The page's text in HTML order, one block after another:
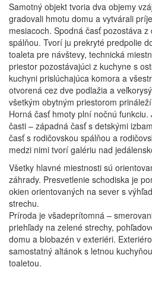
Samotný objekt tvoria dva objemy
gradovali hmotu domu a vytvárali
mesiacoch. Spodná časť pozostáva
spálňou. Tvorí ju prekryté predpolie
toaleta pre návštevy, technická
priestor pozostávajúci z kuchyne s
kuchyni prislúchajúca komora a
otvorená cez dve podlažia a
všetkým obytným priestorom
Horná časť hmoty plní nočnú
časti – západná časť s detskými
časť s rodičovskou spálňou a
medzi nimi tvorí galériu nad
Všetky hlavné miestnosti sú
záhrady. Presvetlenie schodiska je
okien orientovaných na sever s
strechu.
Príroda je všadeprítomná –
priehľady na zelené strechy,
domu a biobazén v exteriéri.
samostatný altánok s letnou
toaletou.